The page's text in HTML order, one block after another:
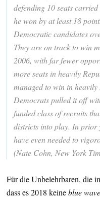
defending 10 seats
he won by at least 18
Democratic candidates
They are on track to win
2006, with far fewer
more seats in heavily
managed to win in
Democrats pulled it off
funded class of recruits
districts into play. In prior
have even needed to
(Nate Cohn, New York
Für die Unbelehrbaren, die
dass es 2018 keineblue wave